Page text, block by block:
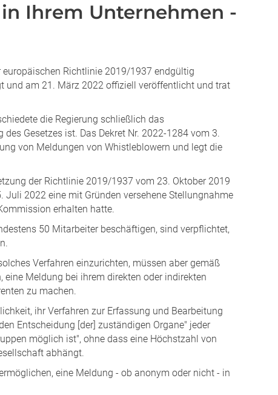
Ihrem Unternehmen -
Richtlinie 2019/1937 endgültig
und am 21. März 2022 offiziell veröffentlicht und trat
die Regierung schließlich das
Gesetzes ist. Das Dekret Nr. 2022-1284 vom 3.
von Meldungen von Whistleblowern und legt die
der Richtlinie 2019/1937 vom 23. Oktober 2019
2022 eine mit Gründen versehene Stellungnahme
erhalten hatte.
50 Mitarbeiter beschäftigen, sind verpflichtet,
Verfahren einzurichten, müssen aber gemäß
Meldung bei ihrem direkten oder indirekten
zu machen.
ihr Verfahren zur Erfassung und Bearbeitung
Entscheidung [der] zuständigen Organe" jeder
möglich ist", ohne dass eine Höchstzahl von
abhängt.
eine Meldung - ob anonym oder nicht - in